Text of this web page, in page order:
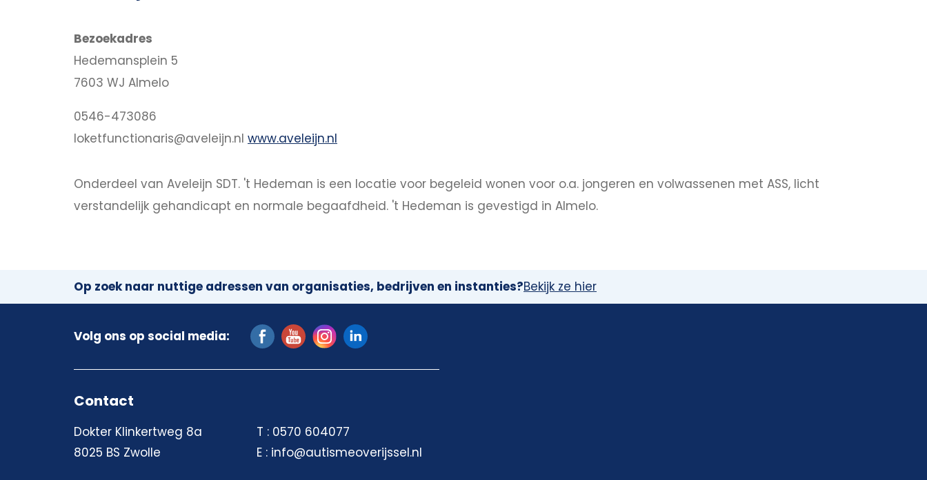
Bezoekadres
Hedemansplein 5
7603 WJ Almelo
0546-473086
loketfunctionaris@aveleijn.nl www.aveleijn.nl
Onderdeel van Aveleijn SDT. 't Hedeman is een locatie voor begeleid wonen voor o.a. jongeren en volwassenen met ASS, licht
verstandelijk gehandicapt en normale begaafdheid. 't Hedeman is gevestigd in Almelo.
Op zoek naar nuttige adressen van organisaties, bedrijven en instanties?Bekijk ze hier
Volg ons op social media:
Contact
Dokter Klinkertweg 8a
8025 BS Zwolle
T : 0570 604077
E : info@autismeoverijssel.nl